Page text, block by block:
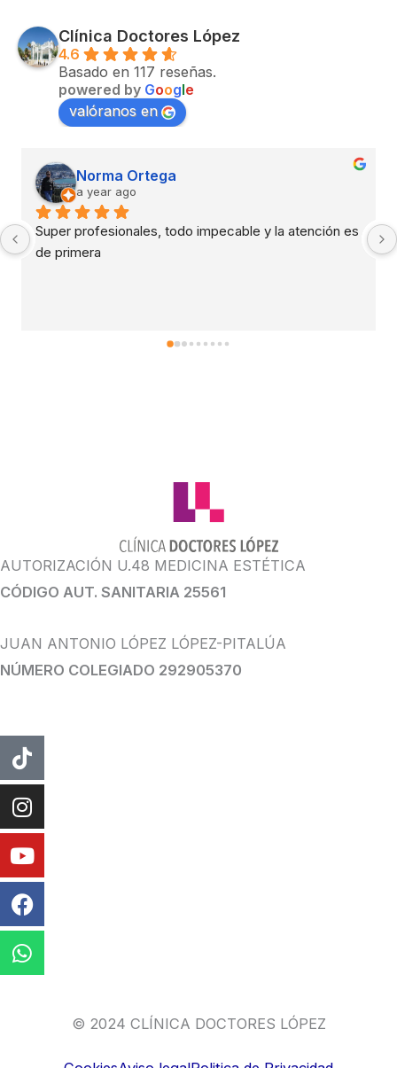
Clínica Doctores López
4.6
Basado en 117 reseñas.
powered by Google
valóranos en
Norma Ortega
a year ago
Super profesionales, todo impecable y la atención es
de primera
AUTORIZACIÓN U.48 MEDICINA ESTÉTICA
CÓDIGO AUT. SANITARIA 25561
JUAN ANTONIO LÓPEZ LÓPEZ-PITALÚA
NÚMERO COLEGIADO 292905370
Tiktok
Instagram
Youtube
Facebook
Whatsapp
© 2024 CLÍNICA DOCTORES LÓPEZ